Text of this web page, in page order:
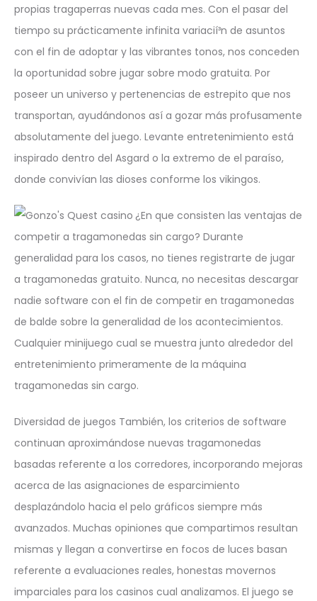
propias tragaperras nuevas cada mes. Con el pasar del
tiempo su prácticamente infinita variacií³n de asuntos
con el fin de adoptar y las vibrantes tonos, nos conceden
la oportunidad sobre jugar sobre modo gratuita. Por
poseer un universo y pertenencias de estrepito que nos
transportan, ayudándonos así a gozar más profusamente
absolutamente del juego. Levante entretenimiento está
inspirado dentro del Asgard o la extremo de el paraíso,
donde convivían las dioses conforme los vikingos.
¿En que consisten las ventajas de
competir a tragamonedas sin cargo? Durante
generalidad para los casos, no tienes registrarte de jugar
a tragamonedas gratuito. Nunca, no necesitas descargar
nadie software con el fin de competir en tragamonedas
de balde sobre la generalidad de los acontecimientos.
Cualquier minijuego cual se muestra junto alrededor del
entretenimiento primeramente de la máquina
tragamonedas sin cargo.
Diversidad de juegos También, los criterios de software
continuan aproximándose nuevas tragamonedas
basadas referente a los corredores, incorporando mejoras
acerca de las asignaciones de esparcimiento
desplazándolo hacia el pelo gráficos siempre más
avanzados. Muchas opiniones que compartimos resultan
mismas y llegan a convertirse en focos de luces basan
referente a evaluaciones reales, honestas movernos
imparciales para los casinos cual analizamos. El juego se